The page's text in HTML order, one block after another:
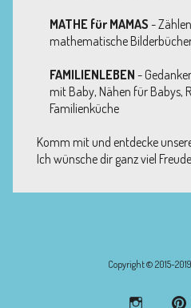
MATHE für MAMAS -
mathematische
FAMILIENLEBEN -
mit Baby, Nähen für Babys,
Familienküche
Komm mit und entdecke
Ich wünsche dir ganz viel
Copyright © 2015-